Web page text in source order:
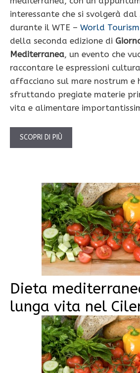
interessante che si svolgerà dal
durante il WTE – World
della seconda edizione di
Mediterranea, un evento che
raccontare le espressioni
affacciano sul mare nostrum e
sfruttando pregiate materie
vita e alimentare
SCOPRI DI PIÙ
Dieta
lunga vita nel